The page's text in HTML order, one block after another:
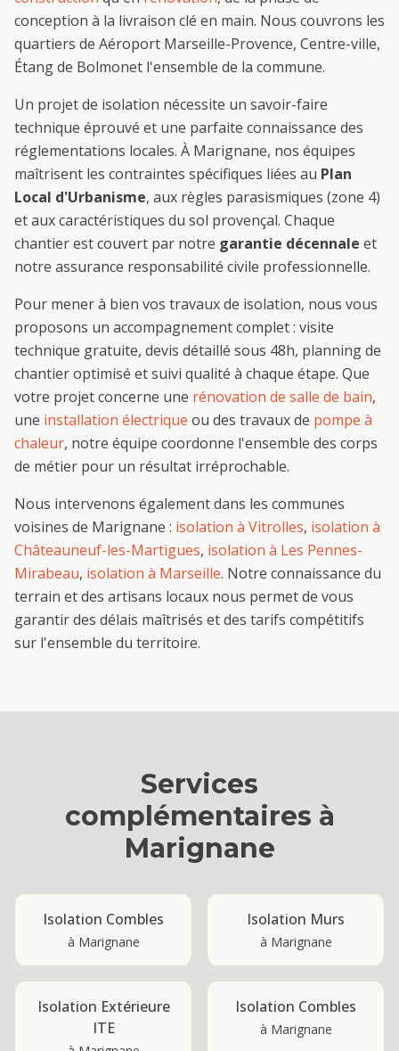
conception à la livraison clé en main. Nous couvrons les
quartiers de Aéroport Marseille-Provence, Centre-ville,
Étang de Bolmonet l'ensemble de la commune.
Un projet de isolation nécessite un savoir-faire
technique éprouvé et une parfaite connaissance des
réglementations locales. À Marignane, nos équipes
maîtrisent les contraintes spécifiques liées au Plan
Local d'Urbanisme, aux règles parasismiques (zone 4)
et aux caractéristiques du sol provençal. Chaque
chantier est couvert par notre garantie décennale et
notre assurance responsabilité civile professionnelle.
Pour mener à bien vos travaux de isolation, nous vous
proposons un accompagnement complet : visite
technique gratuite, devis détaillé sous 48h, planning de
chantier optimisé et suivi qualité à chaque étape. Que
votre projet concerne une rénovation de salle de bain,
une installation électrique ou des travaux de pompe à
chaleur, notre équipe coordonne l'ensemble des corps
de métier pour un résultat irréprochable.
Nous intervenons également dans les communes
voisines de Marignane : isolation à Vitrolles, isolation à
Châteauneuf-les-Martigues, isolation à Les Pennes-
Mirabeau, isolation à Marseille. Notre connaissance du
terrain et des artisans locaux nous permet de vous
garantir des délais maîtrisés et des tarifs compétitifs
sur l'ensemble du territoire.
Services
complémentaires à
Marignane
Isolation Combles
à Marignane
Isolation Murs
à Marignane
Isolation Extérieure
ITE
Isolation Combles
à Marignane